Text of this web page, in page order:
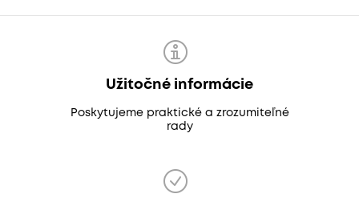
Užitočné informácie
Poskytujeme praktické a zrozumiteľné
rady